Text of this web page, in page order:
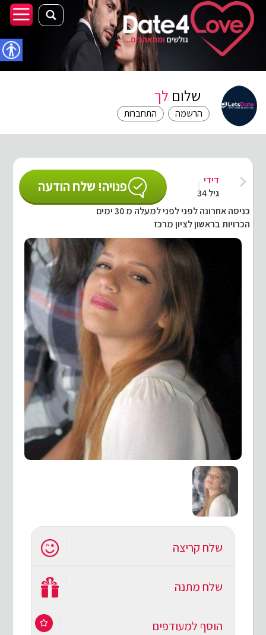
שלום לך
התחברות הרשמה
פנויה! שלח הודעה
דידי
גיל 34
כניסה אחרונה לפני לפני למעלה מ 30 ימים
הכרויות בראשון לציון מרכז
שלח קריצה
שלח מתנה
הוסף למעודפים